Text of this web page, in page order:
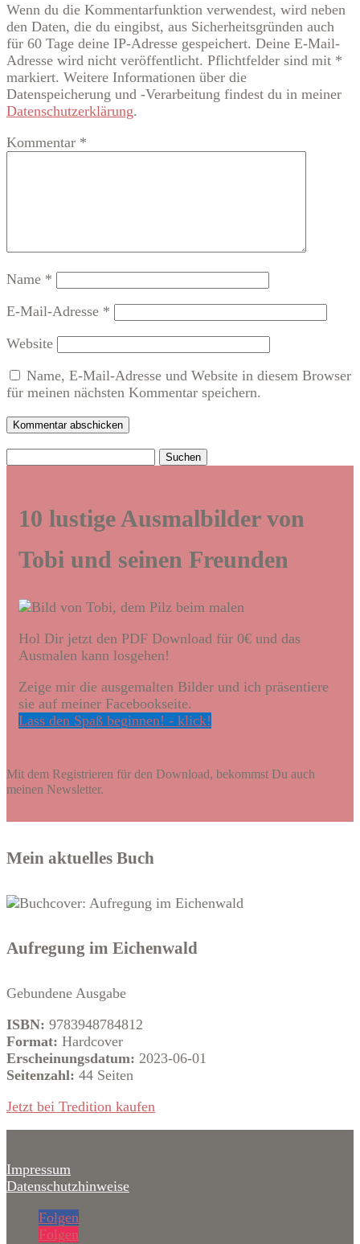
Wenn du die Kommentarfunktion verwendest, wird neben
den Daten, die du eingibst, aus Sicherheitsgründen auch
für 60 Tage deine IP-Adresse gespeichert. Deine E-Mail-
Adresse wird nicht veröffentlicht. Pflichtfelder sind mit *
markiert. Weitere Informationen über die
Datenspeicherung und -Verarbeitung findest du in meiner
Datenschutzerklärung.
Kommentar *
Name *
E-Mail-Adresse *
Website
Name, E-Mail-Adresse und Website in diesem Browser
für meinen nächsten Kommentar speichern.
Kommentar abschicken
Suchen
10 lustige Ausmalbilder von
Tobi und seinen Freunden
Hol Dir jetzt den PDF Download für 0€ und das
Ausmalen kann losgehen!
Zeige mir die ausgemalten Bilder und ich präsentiere
sie auf meiner Facebookseite.
Lass den Spaß beginnen! - klick!
Mit dem Registrieren für den Download, bekommst Du auch
meinen Newsletter.
Mein aktuelles Buch
Aufregung im Eichenwald
Gebundene Ausgabe
ISBN: 9783948784812
Format: Hardcover
Erscheinungsdatum: 2023-06-01
Seitenzahl: 44 Seiten
Jetzt bei Tredition kaufen
Impressum
Datenschutzhinweise
Folgen
Folgen